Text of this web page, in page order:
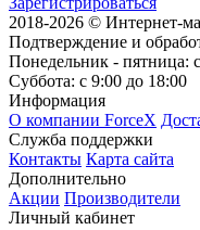
2018-2026 © Интернет-
Подтверждение и
Понедельник - пятница:
Суббота: с 9:00 до 18:00
Информация
О компании ForceX
Служба поддержки
Контакты Карта сайта
Дополнительно
Акции Производители
Личный кабинет